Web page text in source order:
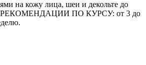
на кожу лица, шеи и декольте до
РЕКОМЕНДАЦИИ ПО КУРСУ: от 3 до